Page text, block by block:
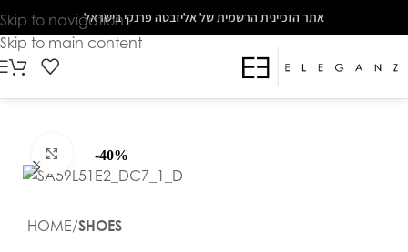
The
beginning
of
web
Skip to navigation
Skip to main content
אתר הזכיינית הרשמית של אליזבטה פרנקי בישראל
-40%
Click to enlarge
HOME SHOES